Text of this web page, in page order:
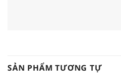
SẢN PHẨM TƯƠNG TỰ